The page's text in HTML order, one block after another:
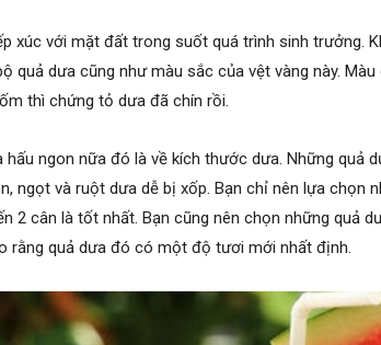
xúc với mặt đất trong suốt quá trình sinh trưởng.
quả dưa cũng như màu sắc của vệt vàng này. Màu
thì chứng tỏ dưa đã chín rồi.
ngon nữa đó là về kích thước dưa. Những quả
ngọt và ruột dưa dễ bị xốp. Bạn chỉ nên lựa chọn
2 cân là tốt nhất. Bạn cũng nên chọn những quả
rằng quả dưa đó có một độ tươi mới nhất định.